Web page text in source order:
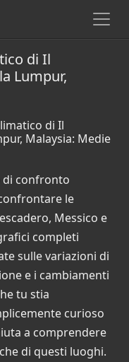
di Il
Lumpur,
di Il
Malaysia: Medie
di confronto
le
Messico e
completi
sulle variazioni di
e i cambiamenti
tu stia
curioso
a comprendere
di questi luoghi.